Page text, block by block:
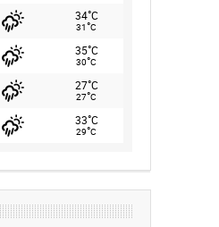
34°C
31°C
35°C
30°C
27°C
27°C
33°C
29°C